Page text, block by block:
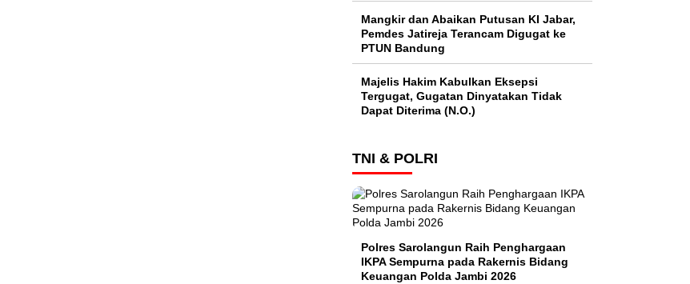
Mangkir dan Abaikan Putusan KI Jabar,
Pemdes Jatireja Terancam Digugat ke
PTUN Bandung
Majelis Hakim Kabulkan Eksepsi
Tergugat, Gugatan Dinyatakan Tidak
Dapat Diterima (N.O.)
TNI & POLRI
Polres Sarolangun Raih Penghargaan
IKPA Sempurna pada Rakernis Bidang
Keuangan Polda Jambi 2026